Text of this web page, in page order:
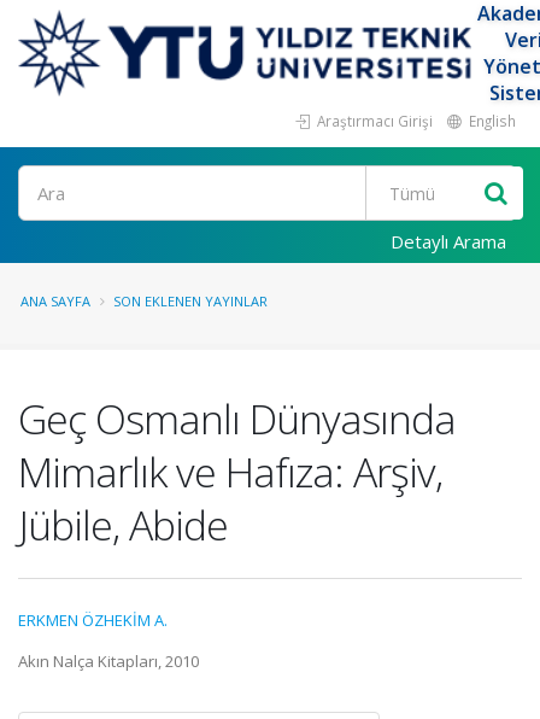
Araştırmacı Girişi English
Ara
Detaylı Arama
ANA SAYFA SON EKLENEN YAYINLAR
Geç Osmanlı Dünyasında
Mimarlık ve Hafıza: Arşiv,
Jübile, Abide
ERKMEN ÖZHEKİM A.
Akın Nalça Kitapları, 2010